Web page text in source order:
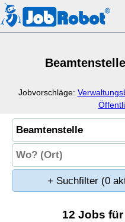
Jobvorschläge:
+ Suchfilter (0
12 Jobs